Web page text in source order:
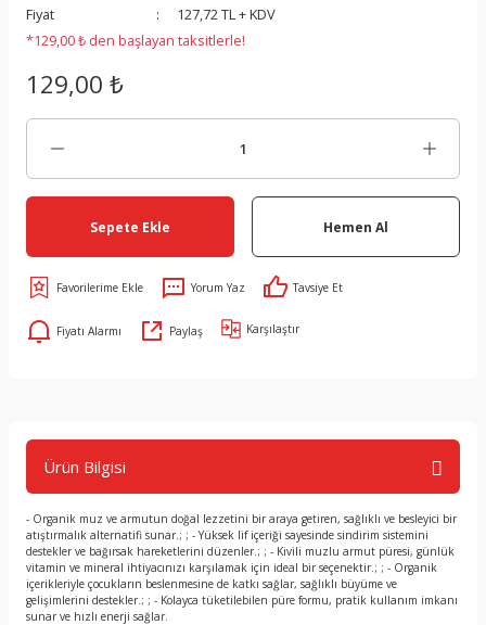
Fiyat
127,72 TL + KDV
*129,00 ₺ den başlayan taksitlerle!
129,00 ₺
Sepete Ekle Hemen Al
Yorum Yaz Tavsiye Et
Fiyatı Alarmı Paylaş Karşılaştır
Ürün Bilgisi
- Organik muz ve armutun doğal lezzetini bir araya getiren, sağlıklı ve besleyici bir
atıştırmalık alternatifi sunar.; ; - Yüksek lif içeriği sayesinde sindirim sistemini
destekler ve bağırsak hareketlerini düzenler.; ; - Kivili muzlu armut püresi, günlük
vitamin ve mineral ihtiyacınızı karşılamak için ideal bir seçenektir.; ; - Organik
içerikleriyle çocukların beslenmesine de katkı sağlar, sağlıklı büyüme ve
gelişimlerini destekler.; ; - Kolayca tüketilebilen püre formu, pratik kullanım imkanı
sunar ve hızlı enerji sağlar.